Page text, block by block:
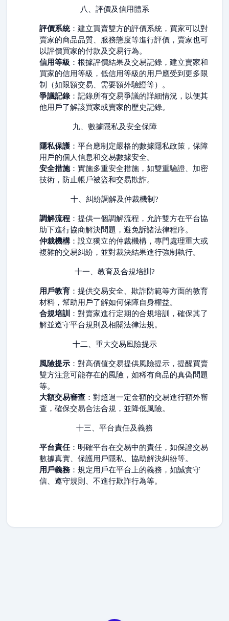
八、評價及信用體系
評價系統：建立買賣雙方的評價系統，買家可以對
賣家的商品品質、服務態度等進行評價，賣家也可
以評價買家的付款及交易行為。
信用等級 ：根據評價結果及交易記錄，建立賣家和
買家的信用等級，低信用等級的用戶應受到更多限
制（如限額交易、需要額外驗證等）。
爭議記錄：記錄所有交易爭議的詳細情況，以便其
他用戶了解該買家或賣家的歷史記錄。
九、數據隱私及安全保障
隱私保護 ：平台應制定嚴格的數據隱私政策，保障
用戶的個人信息和交易數據安全。
安全措施：實施多重安全措施，如雙重驗證、加密
技術，防止帳戶被盜和交易欺詐。
十、糾紛調解及仲裁機制?
調解流程 ：提供一個調解流程，允許雙方在平台協
助下進行協商解決問題，避免訴諸法律程序。
仲裁機構 ：設立獨立的仲裁機構，專門處理重大或
複雜的交易糾紛，並對裁決結果進行強制執行。
十一、教育及合規培訓?
用戶教育 ：提供交易安全、欺詐防範等方面的教育
材料，幫助用戶了解如何保障自身權益。
合規培訓 ：對賣家進行定期的合規培訓，確保其了
解並遵守平台規則及相關法律法規。
十二、重大交易風險提示
風險提示 ：對高價值交易提供風險提示，提醒買賣
雙方注意可能存在的風險，如稀有商品的真偽問題
等。
大額交易審查 ：對超過一定金額的交易進行額外審
查，確保交易合法合規，並降低風險。
十三、平台責任及義務
平台責任 ：明確平台在交易中的責任，如保證交易
數據真實、保護用戶隱私、協助解決糾紛等。
用戶義務 ：規定用戶在平台上的義務，如誠實守
信、遵守規則、不進行欺詐行為等。